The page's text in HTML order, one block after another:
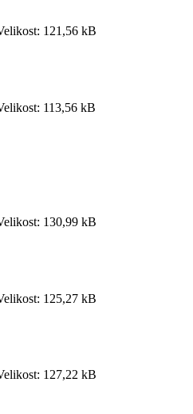
121,56 kB
113,56 kB
130,99 kB
125,27 kB
127,22 kB